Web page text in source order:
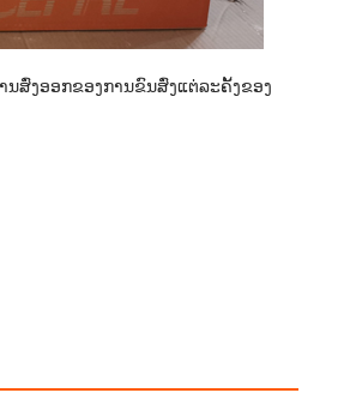
ສົ່ງອອກຂອງການຂົນສົ່ງແຕ່ລະຄັ້ງຂອງ